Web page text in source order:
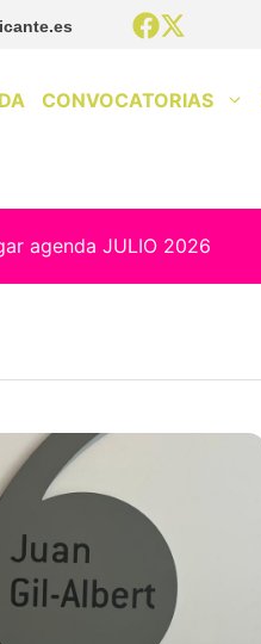
CONVOCATORIAS
agenda JULIO 2026